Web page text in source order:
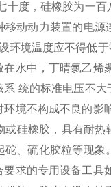
度，硅橡胶为一
动动力装置的电
环境温度应不得低
水中，丁晴氯乙
统的标准电压不
境不构成不良的
硅橡胶，具有耐
、硫化胶粒等现
求的专用设备工具